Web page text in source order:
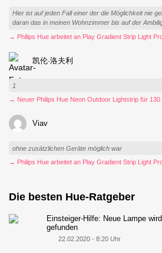
Hier ist auf jeden Fall einer der die Möglichkeit nie
daran das in meinen Wohnzimmer bis auf der
→ Philips Hue arbeitet an Play Gradient Strip Light
凯伦·洛夫利
1
→ Neuer Philips Hue Neon Outdoor Lightstrip für 130
Viav
ohne zusätzlichen Geräte möglich war
→ Philips Hue arbeitet an Play Gradient Strip Light
Die besten Hue-Ratgeber
Einsteiger-Hilfe: Neue Lampe
gefunden
22.02.2020 - 8:20 Uhr